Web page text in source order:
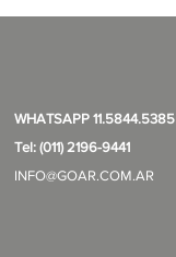
WHATSAPP 11.5844.5385
Tel: (011) 2196-9441
INFO@GOAR.COM.AR